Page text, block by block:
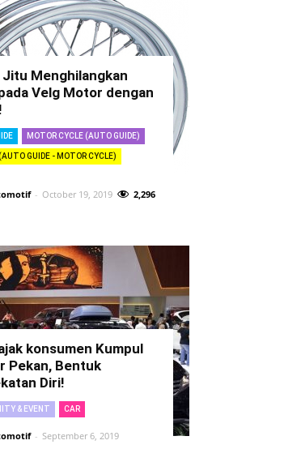
Menghilangkan
Velg Motor dengan
MOTOR CYCLE (AUTO GUIDE)
GUIDE - MOTOR CYCLE)
- October 19, 2019 2,296
konsumen Kumpul
Pekan, Bentuk
Diri!
& EVENT CAR
- September 6, 2019